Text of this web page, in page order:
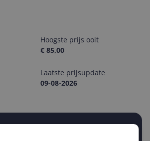
Hoogste prijs ooit
€ 85,00
Laatste prijsupdate
09-08-2026